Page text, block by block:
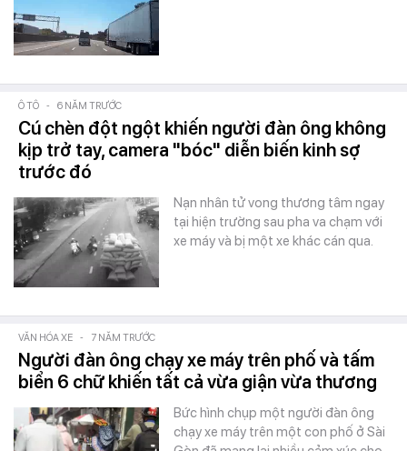
Ô TÔ - 6 NĂM TRƯỚC
Cú chèn đột ngột khiến người đàn ông không
kịp trở tay, camera "bóc" diễn biến kinh sợ
trước đó
Nạn nhân tử vong thương tâm ngay
tại hiện trường sau pha va chạm với
xe máy và bị một xe khác cán qua.
VĂN HÓA XE - 7 NĂM TRƯỚC
Người đàn ông chạy xe máy trên phố và tấm
biển 6 chữ khiến tất cả vừa giận vừa thương
Bức hình chụp một người đàn ông
chạy xe máy trên một con phố ở Sài